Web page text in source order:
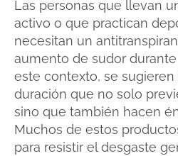
Las personas que llevan
activo o que practican
necesitan un
aumento de sudor
este contexto, se
duración que no solo
sino que también hacen
Muchos de estos
para resistir el desgaste